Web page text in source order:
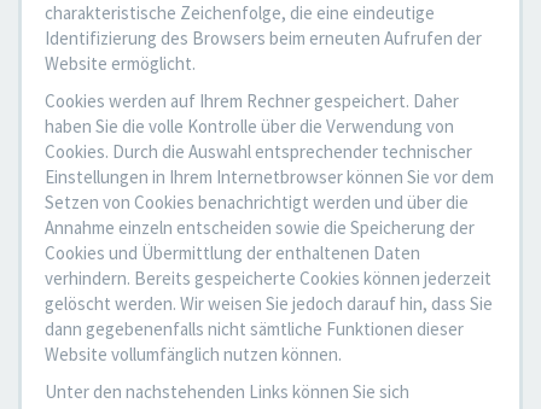
charakteristische Zeichenfolge, die eine eindeutige
Identifizierung des Browsers beim erneuten Aufrufen der
Website ermöglicht.
Cookies werden auf Ihrem Rechner gespeichert. Daher
haben Sie die volle Kontrolle über die Verwendung von
Cookies. Durch die Auswahl entsprechender technischer
Einstellungen in Ihrem Internetbrowser können Sie vor dem
Setzen von Cookies benachrichtigt werden und über die
Annahme einzeln entscheiden sowie die Speicherung der
Cookies und Übermittlung der enthaltenen Daten
verhindern. Bereits gespeicherte Cookies können jederzeit
gelöscht werden. Wir weisen Sie jedoch darauf hin, dass Sie
dann gegebenenfalls nicht sämtliche Funktionen dieser
Website vollumfänglich nutzen können.
Unter den nachstehenden Links können Sie sich